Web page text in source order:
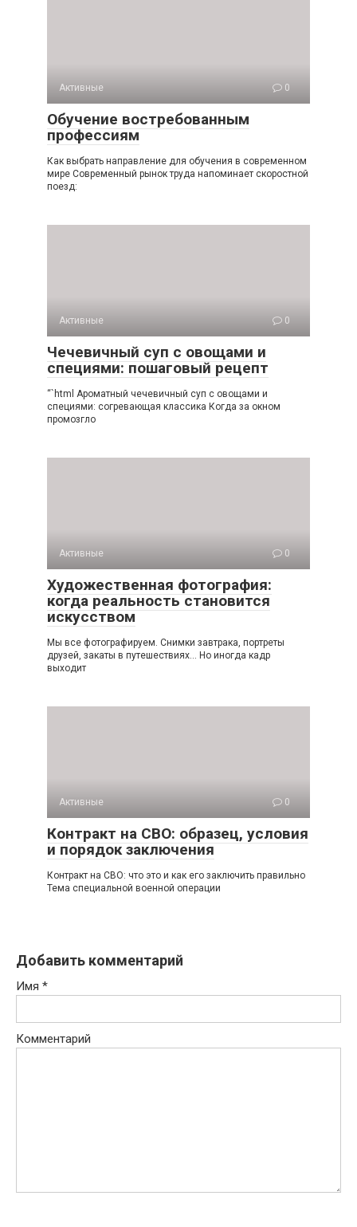
Активные 0
Обучение востребованным
профессиям
Как выбрать направление для обучения в современном
мире Современный рынок труда напоминает скоростной
поезд:
Активные 0
Чечевичный суп с овощами и
специями: пошаговый рецепт
“`html Ароматный чечевичный суп с овощами и
специями: согревающая классика Когда за окном
промозгло
Активные 0
Художественная фотография:
когда реальность становится
искусством
Мы все фотографируем. Снимки завтрака, портреты
друзей, закаты в путешествиях… Но иногда кадр
выходит
Активные 0
Контракт на СВО: образец, условия
и порядок заключения
Контракт на СВО: что это и как его заключить правильно
Тема специальной военной операции
Добавить комментарий
Имя *
Комментарий